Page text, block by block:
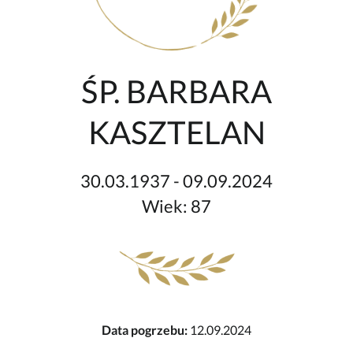
ŚP. BARBARA
KASZTELAN
30.03.1937 - 09.09.2024
Wiek: 87
Data pogrzebu: 12.09.2024